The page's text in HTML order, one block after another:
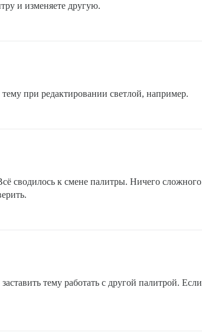
и изменяете другую.
при редактировании светлой, например.
сводилось к смене палитры. Ничего
тему работать с другой палитрой.